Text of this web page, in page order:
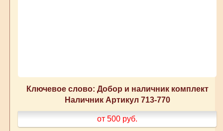
Ключевое слово: Добор и наличник комплект
Наличник Артикул 713-770
от 500 руб.